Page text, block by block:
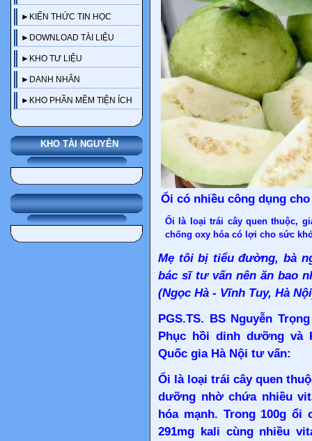
►KIẾN THỨC TIN HỌC
►DOWNLOAD TÀI LIỆU
►KHO TƯ LIỆU
►DANH NHÂN
►KHO PHẦN MỀM TIỆN ÍCH
KHO TÀI NGUYÊN
Ổi có nhiều công dụng
Ổi là loại trái cây quen thuộc,
chống oxy hóa có lợi cho sức
Mẹ tôi bị tiểu đường, bà
bác sĩ tư vấn nên ăn bao
(Ngọc Hà - Vĩnh Tuy, Hà
PGS.TS. BS Nguyễn
Phục hồi dinh dưỡng và
Quốc gia Hà Nội tư vấn:
Ổi là loại trái cây quen
dưỡng nhờ chứa nhiều
hóa mạnh. Trong 100g
291mg kali cùng nhiều